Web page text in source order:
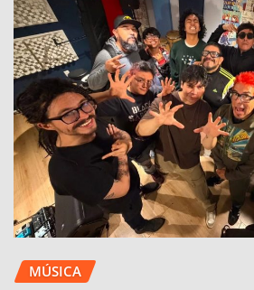
MÚSICA